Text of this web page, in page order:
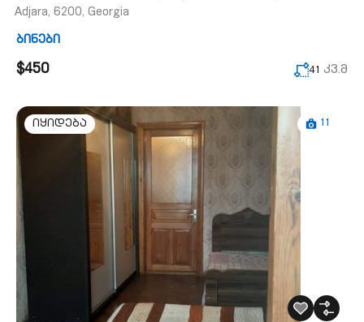
Adjara, 6200, Georgia
ბინები
$450 41 კვ.მ
იყიდება 11